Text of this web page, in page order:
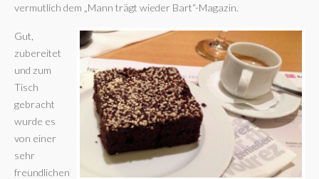
vermutlich dem „Mann trägt wieder Bart“-Magazin.
Gut,
zubereitet
und zum
Tisch
gebracht
wurde es
von einer
sehr
freundlichen